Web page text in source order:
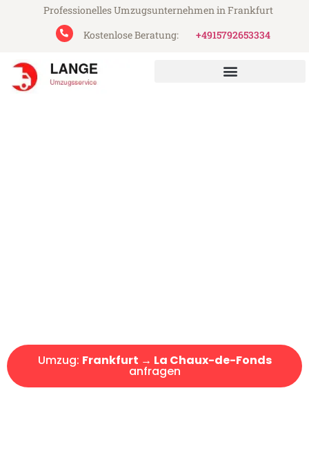
Professionelles Umzugsunternehmen in Frankfurt
Kostenlose Beratung:
+4915792653334
Umzug: Frankfurt → La Chaux-de-Fonds
anfragen